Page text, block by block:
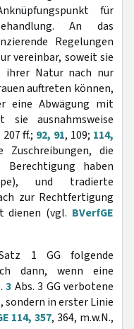
für
An das
Regelungen
vereinbar, soweit sie
ihrer Natur nach nur
auftreten können,
eine Abwägung mit
sie ausnahmsweise
207 ff.; 92, 91, 109; 114,
Zuschreibungen, die
haben
und tradierte
zur Rechtfertigung
dienen (vgl. BVerfGE
1 GG folgende
dann, wenn eine
3 Abs. 3 GG verbotene
in erster Linie
114, 357, 364, m.w.N.,